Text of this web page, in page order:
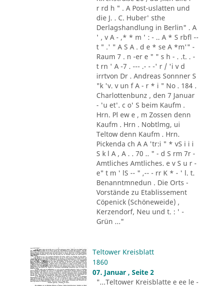
r rd h " . A Post-uslatten und
die J. . C. Huber' sthe
Derlagshandlung in Berlin" . A
' , v A - ,* * m ' : - .. A * S rbfl --
t " .' " A S A . d e * se A *m'" -
Raum 7 . n -er e " " s h - . .t. . -
t rn ' A -7 . --- .- - -' r / 'i v d
irrtvon Dr . Andreas Sonnner S
"k 'v. v un f A - r * i " No . 184 .
Charlottenbunz , den 7 Januar
- 'u et'. c o' S beim Kaufm .
Hrn. Pl ew e , m Zossen denn
Kaufm . Hrn . Nobtlmg, ui
Teltow denn Kaufm . Hrn.
Pickenda ch A A 'tr:i " * vS i i i
S k l A , A . . 70 .. " - d S rm 7r -
Amtliches Amtliches. e v S u r -
e" t m ' lS -- " ,-- - rr K * - ' l. t.
Benanntmnedun . Die Orts -
Vorstände zu Etablissement
Cöpenick (Schöneweide) ,
Kerzendorf, Neu und t. : ' -
Grün ..."
Teltower Kreisblatt
1860
07. Januar , Seite 2
"...Teltower Kreisblatte e ee le -